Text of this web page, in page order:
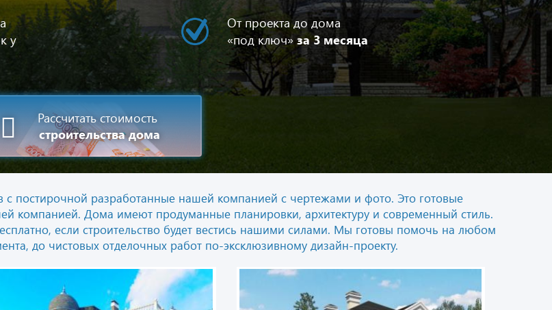
у
От проекта до дома
«под ключ» за 3 месяца
Рассчитать стоимость
строительства дома
с постирочной разработанные нашей компанией с чертежами и фото. Это готовые
компанией. Дома имеют продуманные планировки, архитектуру и современный стиль.
если строительство будет вестись нашими силами. Мы готовы помочь на любом
до чистовых отделочных работ по-эксклюзивному дизайн-проекту.